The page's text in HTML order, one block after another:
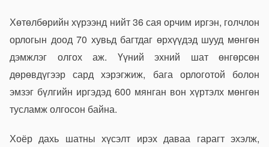
Хөтөлбөрийн хүрээнд нийт 36 сая орчим иргэн, голчлон
орлогын доод 70 хувьд багтдаг өрхүүдэд шууд мөнгөн
дэмжлэг олгох аж. Үүний эхний шат өнгөрсөн
дөрөвдүгээр сард хэрэгжиж, бага орлоготой болон
эмзэг бүлгийн иргэдэд 600 мянган вон хүртэлх мөнгөн
тусламж олгосон байна.
Хоёр дахь шатны хүсэлт ирэх даваа гарагт эхэлж,